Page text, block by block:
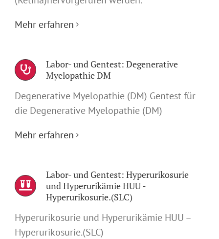
Mehr erfahren
Labor- und Gentest: Degenerative
Myelopathie DM
Degenerative Myelopathie (DM) Gentest für
die Degenerative Myelopathie (DM)
Mehr erfahren
Labor- und Gentest: Hyperurikosurie
und Hyperurikämie HUU -
Hyperurikosurie.(SLC)
Hyperurikosurie und Hyperurikämie HUU –
Hyperurikosurie.(SLC)